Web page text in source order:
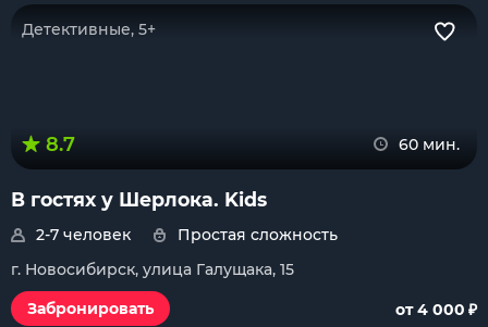
Детективные, 5+
8.7 60 мин.
В гостях у Шерлока. Kids
2-7 человек
Простая сложность
г. Новосибирск, улица Галущака, 15
Забронировать
от 4 000 ₽